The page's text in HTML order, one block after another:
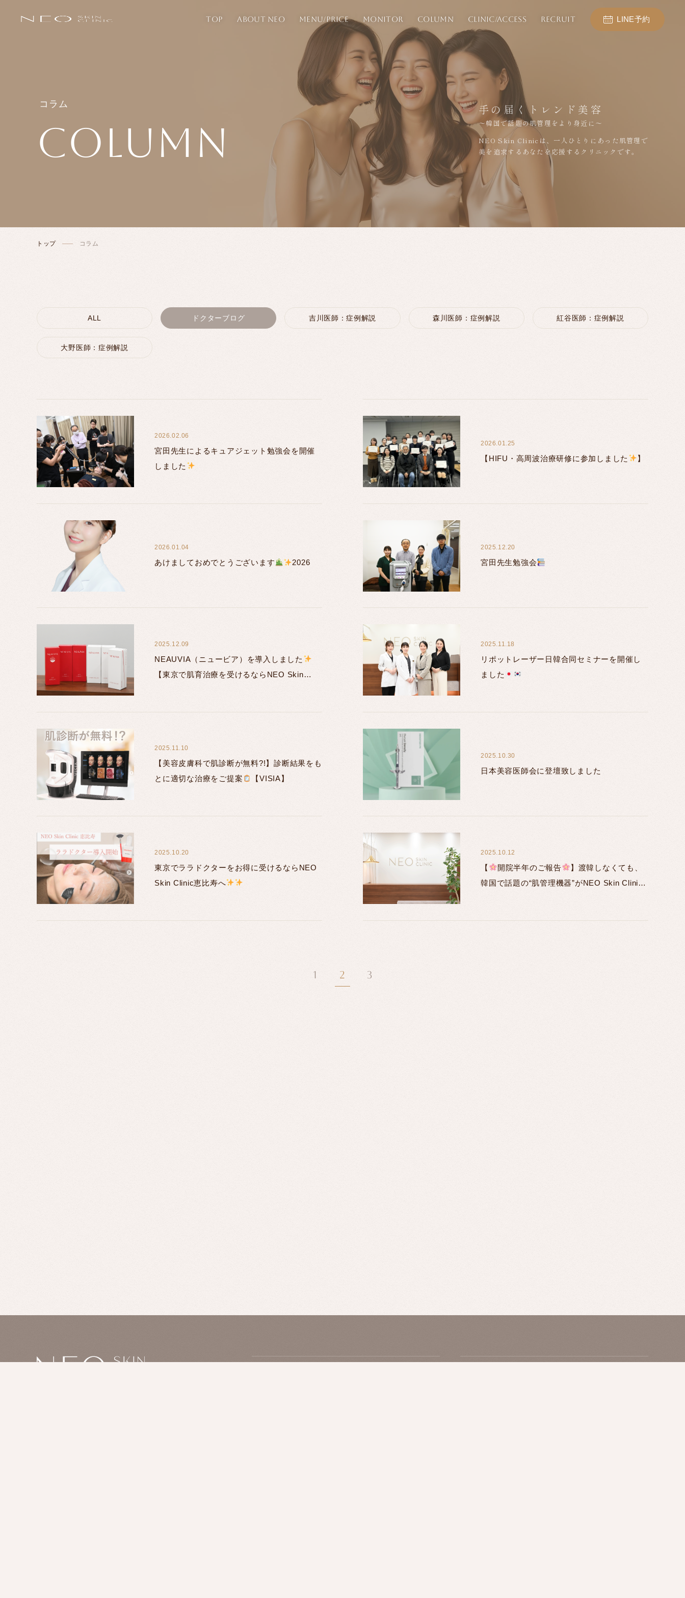
TOP ABOUT NEO MENU/PRICE MONITOR COLUMN CLINIC/ACCESS RECRUIT LINE予約
コラム
COLUMN
手の届くトレンド美容
～韓国で話題の肌管理をより身近に～
NEO Skin Clinicは、一人ひとりにあった肌管理で
美を追求するあなたを応援するクリニックです。
トップ コラム
ALL ドクターブログ 吉川医師：症例解説 森川医師：症例解説 紅谷医師：症例解説
大野医師：症例解説
宮田先生によるキュアジェット勉強会を開催
しました
2026.02.06
【HIFU・高周波治療研修に参加しました 】
2026.01.25
あけましておめでとうございます 2026
2026.01.04
宮田先生勉強会
2025.12.20
NEAUVIA（ニュービア）を導入しました
【東京で肌育治療を受けるならNEO Skin
2025.12.09
リポットレーザー日韓合同セミナーを開催し
ました
2025.11.18
【美容皮膚科で肌診断が無料?!】診断結果をも
とに適切な治療をご提案
【VISIA】
2025.11.10
日本美容医師会に登壇致しました
2025.10.30
東京でララドクターをお得に受けるならNEO
Skin Clinic恵比寿へ
2025.10.20
【 開院半年のご報告
】渡韓しなくても、
韓国で話題の“肌管理機器”がNEO Skin Clinic
2025.10.12
1 2 3